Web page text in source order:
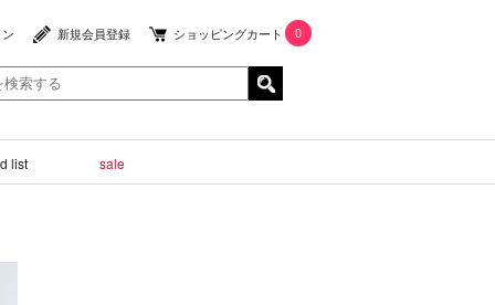
新規会員登録 ショッピングカート 0
list sale